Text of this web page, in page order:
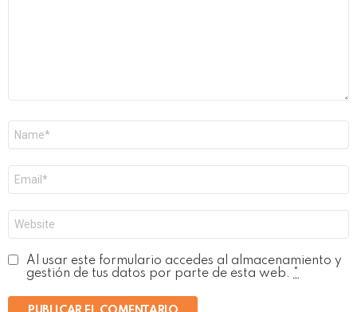
electrónico
*
Al usar este formulario accedes al almacenamiento y
gestión de tus datos por parte de esta web.